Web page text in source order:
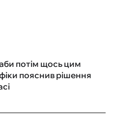
потім щось цим
пояснив рішення